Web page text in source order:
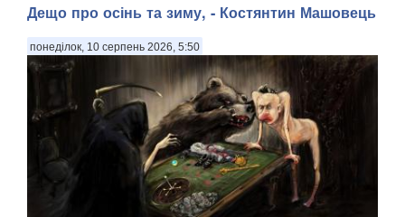
Дещо про осінь та зиму, - Костянтин Машовець
понеділок, 10 серпень 2026, 5:50